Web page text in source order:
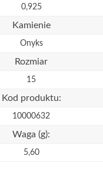
0,925
Kamienie
Onyks
Rozmiar
15
Kod produktu:
10000632
Waga (g):
5,60